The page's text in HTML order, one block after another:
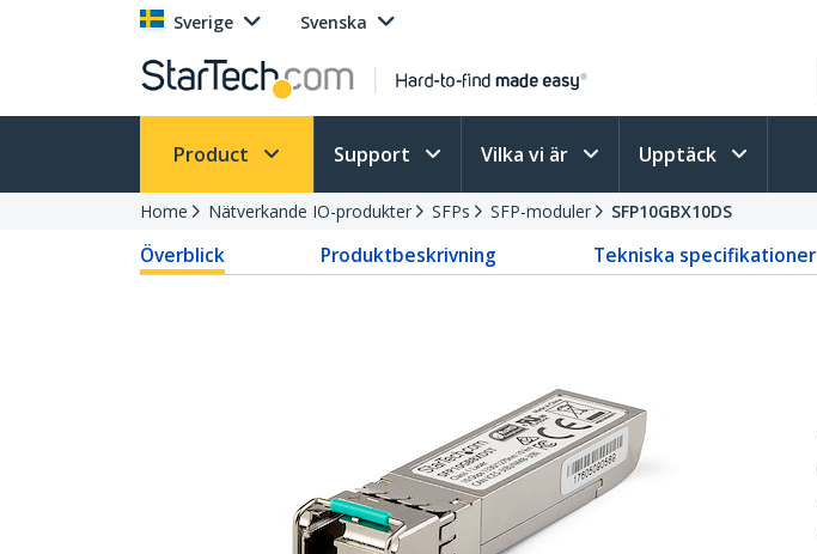
Sverige Svenska
Product Support Vilka vi är Upptäck
Home Nätverkande IO-produkter SFPs SFP-moduler SFP10GBX10DS
Överblick Produktbeskrivning Tekniska specifikationer